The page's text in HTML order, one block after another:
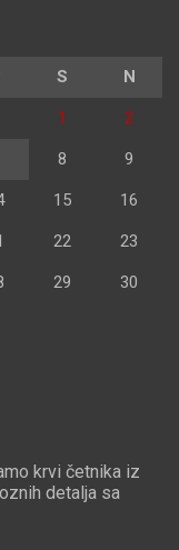
S N
1 2
8 9
15 16
22 23
29 30
krvi četnika iz
detalja sa